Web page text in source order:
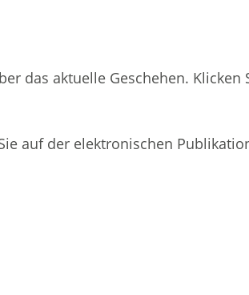
das aktuelle Geschehen. Klicken
auf der elektronischen